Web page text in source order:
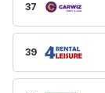
37
39